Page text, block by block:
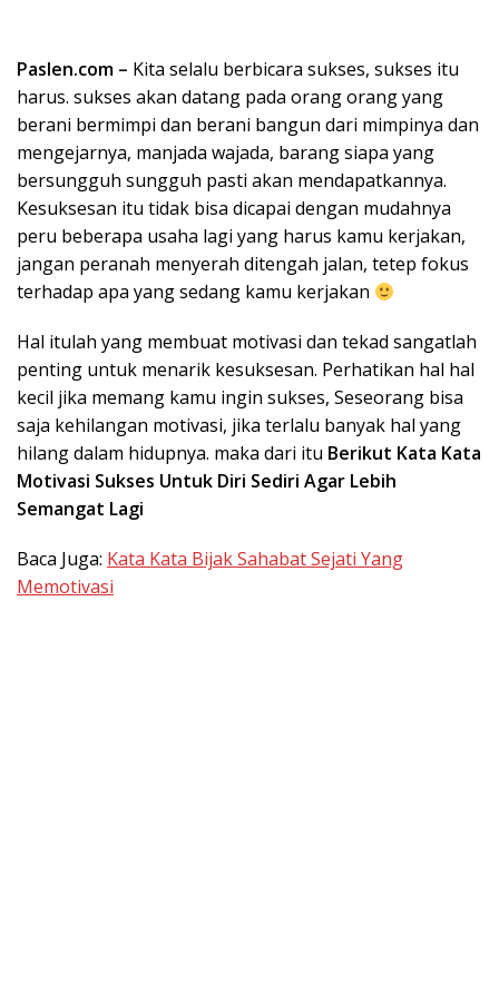
Paslen.com – Kita selalu berbicara sukses, sukses itu
harus. sukses akan datang pada orang orang yang
berani bermimpi dan berani bangun dari mimpinya dan
mengejarnya, manjada wajada, barang siapa yang
bersungguh sungguh pasti akan mendapatkannya.
Kesuksesan itu tidak bisa dicapai dengan mudahnya
peru beberapa usaha lagi yang harus kamu kerjakan,
jangan peranah menyerah ditengah jalan, tetep fokus
terhadap apa yang sedang kamu kerjakan
Hal itulah yang membuat motivasi dan tekad sangatlah
penting untuk menarik kesuksesan. Perhatikan hal hal
kecil jika memang kamu ingin sukses, Seseorang bisa
saja kehilangan motivasi, jika terlalu banyak hal yang
hilang dalam hidupnya. maka dari itu Berikut Kata Kata
Motivasi Sukses Untuk Diri Sediri Agar Lebih
Semangat Lagi
Baca Juga: Kata Kata Bijak Sahabat Sejati Yang
Memotivasi